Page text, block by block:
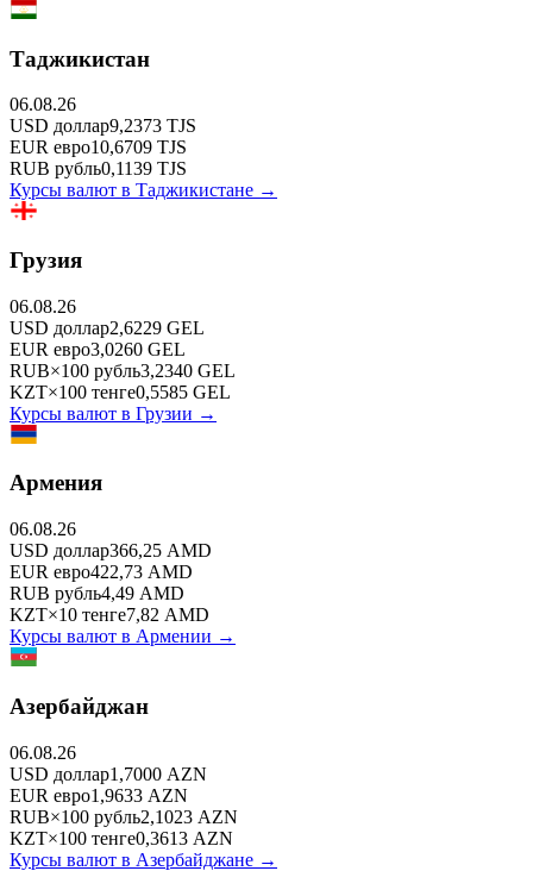
Таджикистан
06.08.26
USD доллар9,2373 TJS
EUR евро10,6709 TJS
RUB рубль0,1139 TJS
Курсы валют в Таджикистане →
Грузия
06.08.26
USD доллар2,6229 GEL
EUR евро3,0260 GEL
RUB×100 рубль3,2340 GEL
KZT×100 тенге0,5585 GEL
Курсы валют в Грузии →
Армения
06.08.26
USD доллар366,25 AMD
EUR евро422,73 AMD
RUB рубль4,49 AMD
KZT×10 тенге7,82 AMD
Курсы валют в Армении →
Азербайджан
06.08.26
USD доллар1,7000 AZN
EUR евро1,9633 AZN
RUB×100 рубль2,1023 AZN
KZT×100 тенге0,3613 AZN
Курсы валют в Азербайджане →